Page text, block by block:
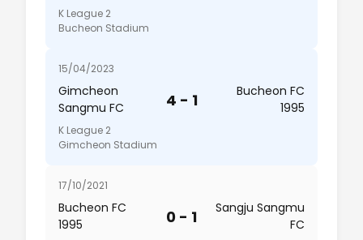
K League 2
Bucheon Stadium
15/04/2023
Gimcheon
Sangmu FC
4 - 1
Bucheon FC
1995
K League 2
Gimcheon Stadium
17/10/2021
Bucheon FC
1995
0 - 1
Sangju Sangmu
FC